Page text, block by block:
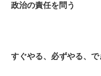
政治の責任を問う
すぐやる、必ずやる、